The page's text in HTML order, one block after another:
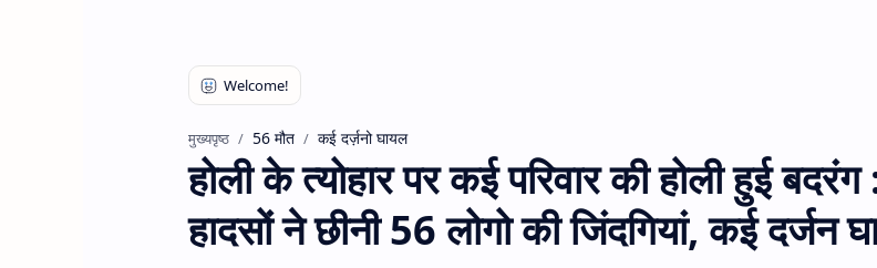
मुख्यपृष्ठ 56 मौत कई दर्ज़नो घायल
होली के त्योहार पर कई परिवार की होली हुई
हादसों ने छीनी 56 लोगो की जिंदगियां, कई दर्जन